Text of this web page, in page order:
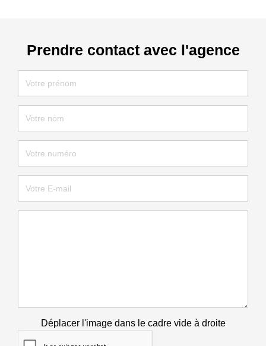
Prendre contact avec l'agence
Déplacer l'image dans le cadre vide à droite